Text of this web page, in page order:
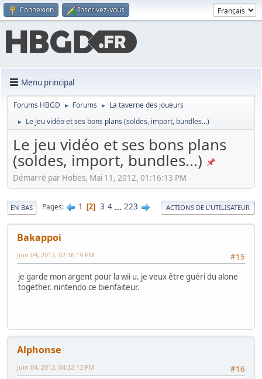
Connexion Inscrivez-vous
Menu principal
Forums HBGD ► Forums ► La taverne des joueurs
► Le jeu vidéo et ses bons plans (soldes, import, bundles...)
Le jeu vidéo et ses bons plans
(soldes, import, bundles...)
Démarré par Hobes, Mai 11, 2012, 01:16:13 PM
EN BAS Pages 1 2 3 4 ... 223 ACTIONS DE L'UTILISATEUR
Bakappoi
#15
Juin 04, 2012, 02:16:19 PM
je garde mon argent pour la wii u. je veux être guéri du alone
together. nintendo ce bienfaiteur.
Alphonse
#16
Juin 04, 2012, 04:32:13 PM